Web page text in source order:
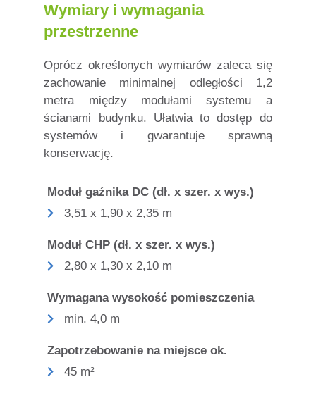
Wymiary i wymagania
przestrzenne
Oprócz określonych wymiarów zaleca się
zachowanie minimalnej odległości 1,2
metra między modułami systemu a
ścianami budynku. Ułatwia to dostęp do
systemów i gwarantuje sprawną
konserwację.
Moduł gaźnika DC (dł. x szer. x wys.)
3,51 x 1,90 x 2,35 m
Moduł CHP (dł. x szer. x wys.)
2,80 x 1,30 x 2,10 m
Wymagana wysokość pomieszczenia
min. 4,0 m
Zapotrzebowanie na miejsce ok.
45 m²